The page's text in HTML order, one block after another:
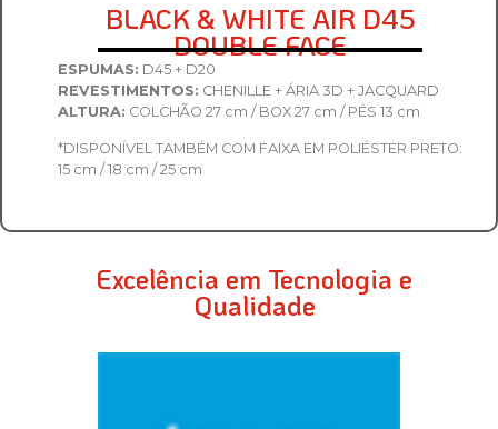
BLACK & WHITE AIR D45
DOUBLE FACE
ESPUMAS: D45 + D20
REVESTIMENTOS: CHENILLE + ÁRIA 3D + JACQUARD
ALTURA: COLCHÃO 27 cm / BOX 27 cm / PÉS 13 cm
*DISPONÍVEL TAMBÉM COM FAIXA EM POLIÉSTER PRETO:
15 cm / 18 cm / 25 cm
Excelência em Tecnologia e
Qualidade